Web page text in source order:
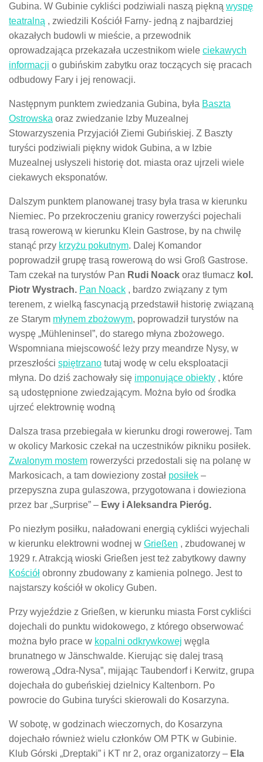
Gubina. W Gubinie cykliści podziwiali naszą piękną wyspę
teatralną , zwiedzili Kościół Farny- jedną z najbardziej
okazałych budowli w mieście, a przewodnik
oprowadzająca przekazała uczestnikom wiele ciekawych
informacji o gubińskim zabytku oraz toczących się pracach
odbudowy Fary i jej renowacji.
Następnym punktem zwiedzania Gubina, była Baszta
Ostrowska oraz zwiedzanie Izby Muzealnej
Stowarzyszenia Przyjaciół Ziemi Gubińskiej. Z Baszty
turyści podziwiali piękny widok Gubina, a w Izbie
Muzealnej usłyszeli historię dot. miasta oraz ujrzeli wiele
ciekawych eksponatów.
Dalszym punktem planowanej trasy była trasa w kierunku
Niemiec. Po przekroczeniu granicy rowerzyści pojechali
trasą rowerową w kierunku Klein Gastrose, by na chwilę
stanąć przy krzyżu pokutnym. Dalej Komandor
poprowadził grupę trasą rowerową do wsi Groß Gastrose.
Tam czekał na turystów Pan Rudi Noack oraz tłumacz kol.
Piotr Wystrach. Pan Noack , bardzo związany z tym
terenem, z wielką fascynacją przedstawił historię związaną
ze Starym młynem zbożowym, poprowadził turystów na
wyspę „Mühleninsel”, do starego młyna zbożowego.
Wspomniana miejscowość leży przy meandrze Nysy, w
przeszłości spiętrzano tutaj wodę w celu eksploatacji
młyna. Do dziś zachowały się imponujące obiekty , które
są udostępnione zwiedzającym. Można było od środka
ujrzeć elektrownię wodną
Dalsza trasa przebiegała w kierunku drogi rowerowej. Tam
w okolicy Markosic czekał na uczestników pikniku posiłek.
Zwalonym mostem rowerzyści przedostali się na polanę w
Markosicach, a tam dowieziony został posiłek –
przepyszna zupa gulaszowa, przygotowana i dowieziona
przez bar „Surprise” – Ewy i Aleksandra Pieróg.
Po niezłym posiłku, naładowani energią cykliści wyjechali
w kierunku elektrowni wodnej w Grießen , zbudowanej w
1929 r. Atrakcją wioski Grießen jest też zabytkowy dawny
Kościół obronny zbudowany z kamienia polnego. Jest to
najstarszy kościół w okolicy Guben.
Przy wyjeździe z Grießen, w kierunku miasta Forst cykliści
dojechali do punktu widokowego, z którego obserwować
można było prace w kopalni odkrywkowej węgla
brunatnego w Jänschwalde. Kierując się dalej trasą
rowerową „Odra-Nysa”, mijając Taubendorf i Kerwitz, grupa
dojechała do gubeńskiej dzielnicy Kaltenborn. Po
powrocie do Gubina turyści skierowali do Kosarzyna.
W sobotę, w godzinach wieczornych, do Kosarzyna
dojechało również wielu członków OM PTK w Gubinie.
Klub Górski „Dreptaki” i KT nr 2, oraz organizatorzy – Ela